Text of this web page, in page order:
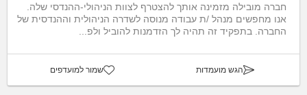
חברה מובילה מזמינה אותך להצטרף לצוות הניהולי-ההנדסי שלה.
אנו מחפשים מנהל /ת עבודה מנוסה לשדרה הניהולית וההנדסית של
החברה. בתפקיד זה תהיה לך הזדמנות להוביל ולפ...
הגש מועמדות שמור למועדפים